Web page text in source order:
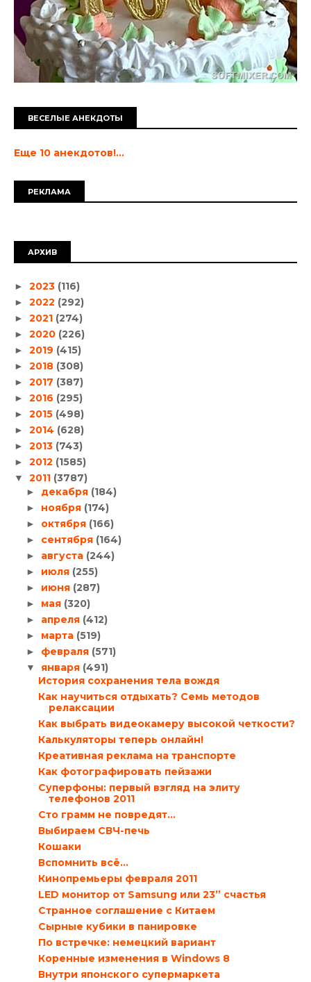
ВЕСЕЛЫЕ АНЕКДОТЫ
Еще 10 анекдотов!...
РЕКЛАМА
АРХИВ
► 2023 (116)
► 2022 (292)
► 2021 (274)
► 2020 (226)
► 2019 (415)
► 2018 (308)
► 2017 (387)
► 2016 (295)
► 2015 (498)
► 2014 (628)
► 2013 (743)
► 2012 (1585)
▼ 2011 (3787)
► декабря (184)
► ноября (174)
► октября (166)
► сентября (164)
► августа (244)
► июля (255)
► июня (287)
► мая (320)
► апреля (412)
► марта (519)
► февраля (571)
▼ января (491)
История сохранения тела вождя
Как научиться отдыхать? Семь методов
релаксации
Как выбрать видеокамеру высокой четкости?
Калькуляторы теперь онлайн!
Креативная реклама на транспорте
Как фотографировать пейзажи
Суперфоны: первый взгляд на элиту
телефонов 2011
Сто грамм не повредят…
Выбираем СВЧ-печь
Кошаки
Вспомнить всё...
Кинопремьеры февраля 2011
LED монитор от Samsung или 23” счастья
Странное соглашение с Китаем
Сырные кубики в панировке
По встречке: немецкий вариант
Коренные изменения в Windows 8
Внутри японского супермаркета